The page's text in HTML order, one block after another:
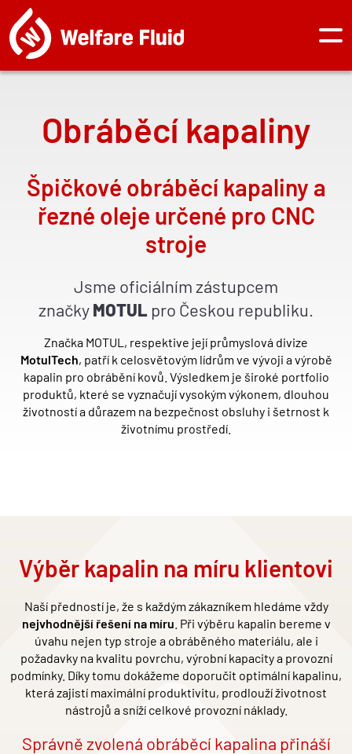
Přejít
hlavnímu
obsahu
Obráběcí kapaliny
Špičkové obráběcí kapaliny a
řezné oleje určené pro CNC
stroje
Jsme oficiálním zástupcem
značkyMOTUL pro Českou republiku.
Značka MOTUL, respektive její průmyslová divize
MotulTech, patří k celosvětovým lídrům ve vývoji a výrobě
kapalin pro obrábění kovů. Výsledkem je široké portfolio
produktů, které se vyznačují vysokým výkonem, dlouhou
životnostía důrazem na bezpečnost obsluhy i šetrnost k
životnímu prostředí.
Výběr kapalin na míru klientovi
Naší předností je, že s každým zákazníkem hledáme vždy
nejvhodnější řešení na míru . Při výběru kapalin bereme v
úvahu nejen typ stroje a obráběného materiálu, ale i
požadavky na kvalitu povrchu, výrobní kapacity a provozní
podmínky. Díky tomu dokážeme doporučit optimální kapalinu,
která zajistí maximální produktivitu, prodlouží životnost
nástrojů a sníží celkové provozní náklady.
Správně zvolená obráběcí kapalina přináší